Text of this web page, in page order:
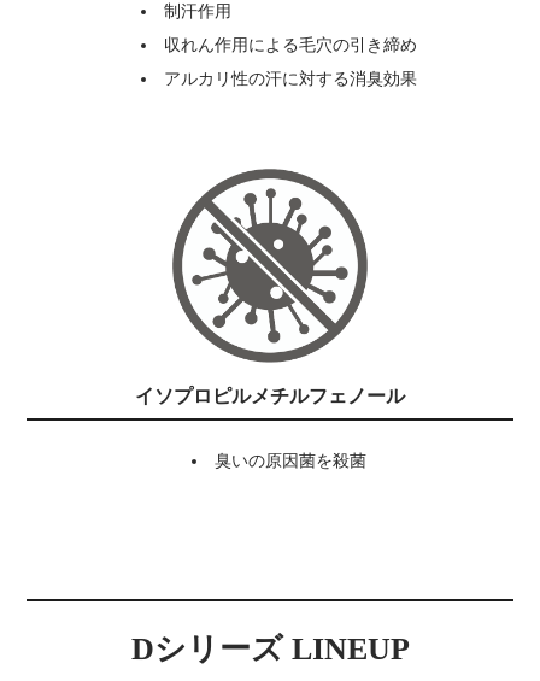
制汗作用
収れん作用による毛穴の引き締め
アルカリ性の汗に対する消臭効果
イソプロピルメチルフェノール
臭いの原因菌を殺菌
Dシリーズ LINEUP